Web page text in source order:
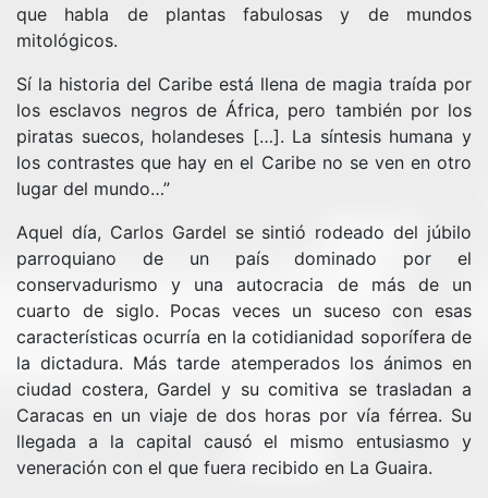
que habla de plantas fabulosas y de mundos
mitológicos.
Sí la historia del Caribe está llena de magia traída por
los esclavos negros de África, pero también por los
piratas suecos, holandeses […]. La síntesis humana y
los contrastes que hay en el Caribe no se ven en otro
lugar del mundo…”
Aquel día, Carlos Gardel se sintió rodeado del júbilo
parroquiano de un país dominado por el
conservadurismo y una autocracia de más de un
cuarto de siglo. Pocas veces un suceso con esas
características ocurría en la cotidianidad soporífera de
la dictadura. Más tarde atemperados los ánimos en
ciudad costera, Gardel y su comitiva se trasladan a
Caracas en un viaje de dos horas por vía férrea. Su
llegada a la capital causó el mismo entusiasmo y
veneración con el que fuera recibido en La Guaira.